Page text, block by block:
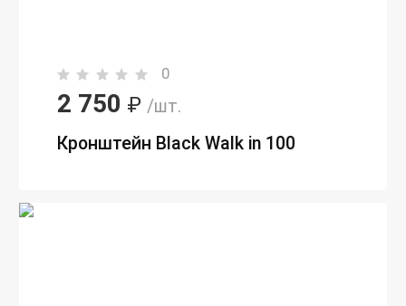
0
2 750 ₽ /шт.
Кронштейн Black Walk in 100